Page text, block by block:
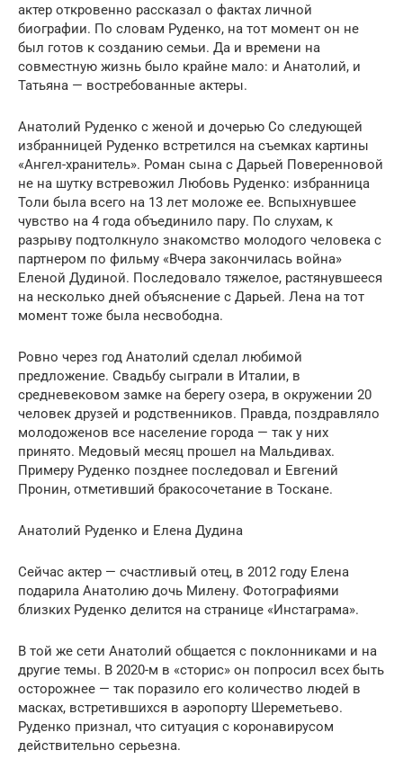
актер откровенно рассказал о фактах личной
биографии. По словам Руденко, на тот момент он не
был готов к созданию семьи. Да и времени на
совместную жизнь было крайне мало: и Анатолий, и
Татьяна — востребованные актеры.
Анатолий Руденко с женой и дочерью Со следующей
избранницей Руденко встретился на съемках картины
«Ангел-хранитель». Роман сына с Дарьей Поверенновой
не на шутку встревожил Любовь Руденко: избранница
Толи была всего на 13 лет моложе ее. Вспыхнувшее
чувство на 4 года объединило пару. По слухам, к
разрыву подтолкнуло знакомство молодого человека с
партнером по фильму «Вчера закончилась война»
Еленой Дудиной. Последовало тяжелое, растянувшееся
на несколько дней объяснение с Дарьей. Лена на тот
момент тоже была несвободна.
Ровно через год Анатолий сделал любимой
предложение. Свадьбу сыграли в Италии, в
средневековом замке на берегу озера, в окружении 20
человек друзей и родственников. Правда, поздравляло
молодоженов все население города — так у них
принято. Медовый месяц прошел на Мальдивах.
Примеру Руденко позднее последовал и Евгений
Пронин, отметивший бракосочетание в Тоскане.
Анатолий Руденко и Елена Дудина
Сейчас актер — счастливый отец, в 2012 году Елена
подарила Анатолию дочь Милену. Фотографиями
близких Руденко делится на странице «Инстаграма».
В той же сети Анатолий общается с поклонниками и на
другие темы. В 2020-м в «сторис» он попросил всех быть
осторожнее — так поразило его количество людей в
масках, встретившихся в аэропорту Шереметьево.
Руденко признал, что ситуация с коронавирусом
действительно серьезна.